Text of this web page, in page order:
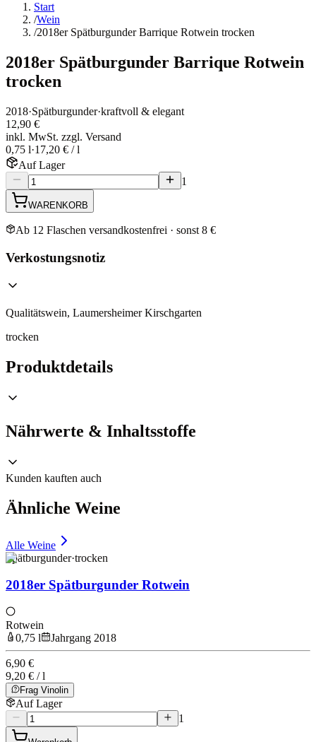
Start
/Wein
/2018er Spätburgunder Barrique Rotwein trocken
2018er Spätburgunder Barrique Rotwein
trocken
2018·Spätburgunder·kraftvoll & elegant
12,90 €
inkl. MwSt. zzgl. Versand
0,75 l·17,20 € / l
Auf Lager
1
WARENKORB
Ab 12 Flaschen versandkostenfrei · sonst 8 €
Verkostungsnotiz
Qualitätswein, Laumersheimer Kirschgarten
trocken
Produktdetails
Nährwerte & Inhaltsstoffe
Kunden kauften auch
Ähnliche Weine
Alle Weine
Spätburgunder·trocken
2018er Spätburgunder Rotwein
Rotwein
0,75 l
Jahrgang 2018
6,90 €
9,20 € / l
Frag Vinolin
Auf Lager
1